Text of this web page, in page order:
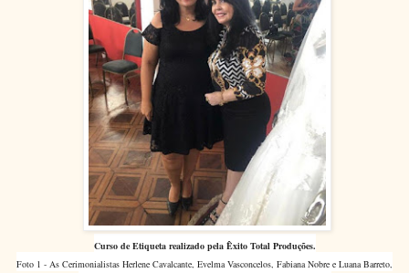
Curso de Etiqueta realizado pela Êxito Total Produções.
Foto 1 - As Cerimonialistas Herlene Cavalcante, Evelma Vasconcelos, Fabiana Nobre e Luana Barreto,